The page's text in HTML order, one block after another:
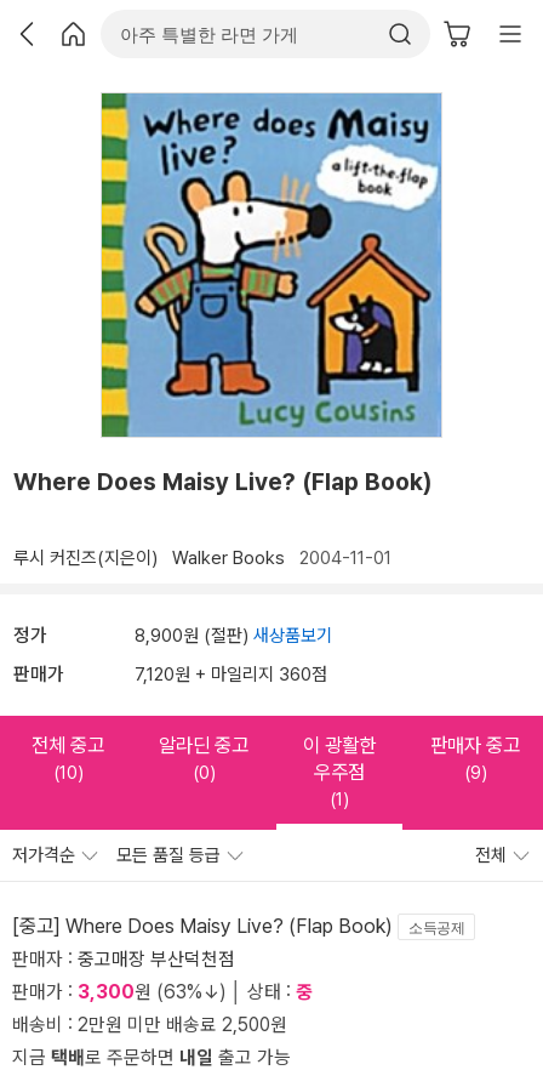
Where Does Maisy Live? (Flap Book)
루시 커진즈(지은이) Walker Books 2004-11-01
정가 8,900원 (절판) 새상품보기
판매가 7,120원 + 마일리지 360점
전체 중고
(10)
알라딘 중고
(0)
이 광활한
우주점
(1)
판매자 중고
(9)
저가격순 모든 품질 등급 전체
[중고] Where Does Maisy Live? (Flap Book) 소득공제
판매자 : 중고매장 부산덕천점
판매가 : 3,300원 (63%↓) │ 상태 : 중
배송비 : 2만원 미만 배송료 2,500원
지금 택배로 주문하면 내일 출고 가능